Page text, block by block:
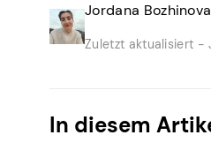
Jordana Bozhinova
Zuletzt aktualisiert -
In diesem